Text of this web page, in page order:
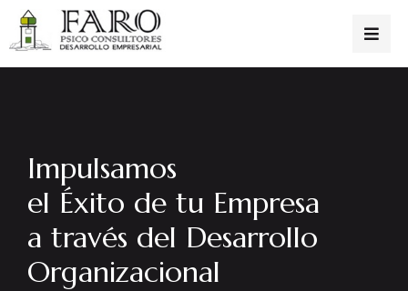
Impulsamos
el Éxito de tu Empresa
a través del Desarrollo
Organizacional